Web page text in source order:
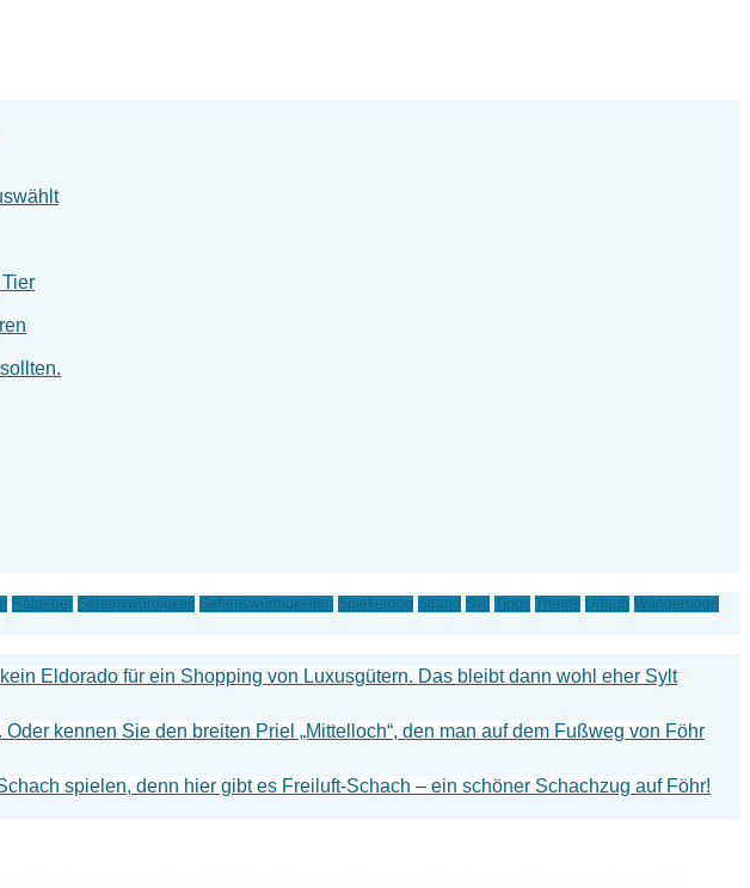
Ratgeber Sehenswürdigkeit Sehenswürdigkeiten Spiekeroog Strand Sylt Tipps Trends Urlaub Wangerooge
Eldorado für ein Shopping von Luxusgütern. Das bleibt dann wohl eher Sylt
kennen Sie den breiten Priel „Mittelloch“, den man auf dem Fußweg von Föhr
spielen, denn hier gibt es Freiluft-Schach – ein schöner Schachzug auf Föhr!